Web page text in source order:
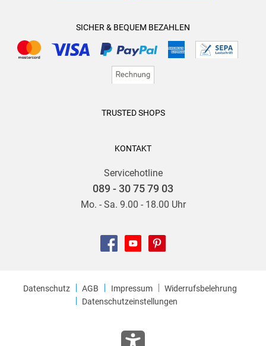
SICHER & BEQUEM BEZAHLEN
TRUSTED SHOPS
KONTAKT
Servicehotline
089 - 30 75 79 03
Mo. - Sa. 9.00 - 18.00 Uhr
Datenschutz AGB Impressum
Widerrufsbelehrung
Datenschutzeinstellungen